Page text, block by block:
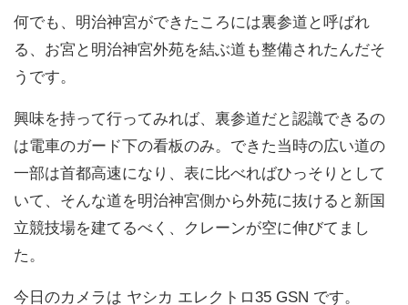
何でも、明治神宮ができたころには裏参道と呼ばれ
る、お宮と明治神宮外苑を結ぶ道も整備されたんだそ
うです。
興味を持って行ってみれば、裏参道だと認識できるの
は電車のガード下の看板のみ。できた当時の広い道の
一部は首都高速になり、表に比べればひっそりとして
いて、そんな道を明治神宮側から外苑に抜けると新国
立競技場を建てるべく、クレーンが空に伸びてまし
た。
今日のカメラは ヤシカ エレクトロ35 GSN です。